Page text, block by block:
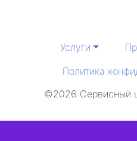
Услуги
Политика
©2026 Сервисный